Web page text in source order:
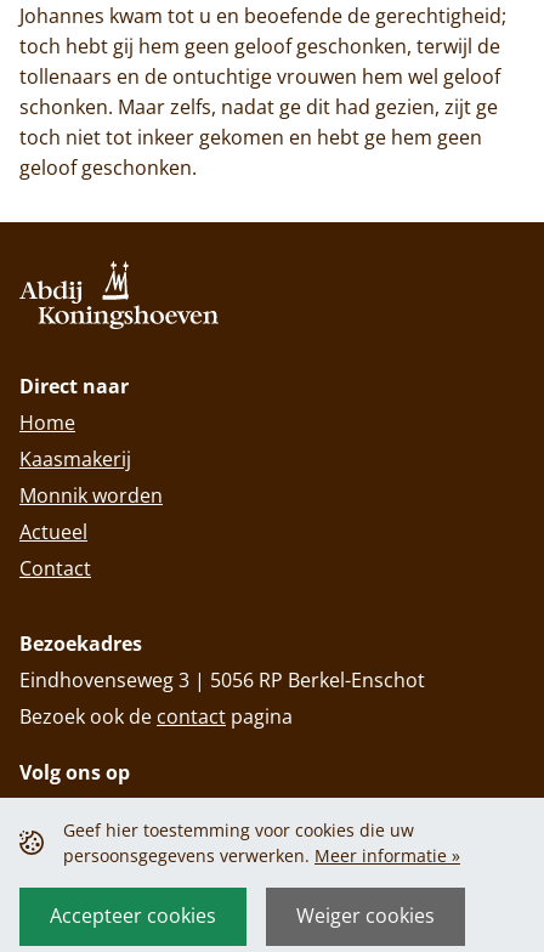
Privacy policy Cookiebeleid
Geef hier toestemming voor cookies die uw
persoonsgegevens verwerken. Meer informatie »
Accepteer cookies Weiger cookies
Johannes kwam tot u en beoefende de gerechtigheid;
toch hebt gij hem geen geloof geschonken, terwijl de
tollenaars en de ontuchtige vrouwen hem wel geloof
schonken. Maar zelfs, nadat ge dit had gezien, zijt ge
toch niet tot inkeer gekomen en hebt ge hem geen
geloof geschonken.
Direct naar
Home
Kaasmakerij
Monnik worden
Actueel
Contact
Bezoekadres
Eindhovenseweg 3 | 5056 RP Berkel-Enschot
Bezoek ook de contact pagina
Volg ons op